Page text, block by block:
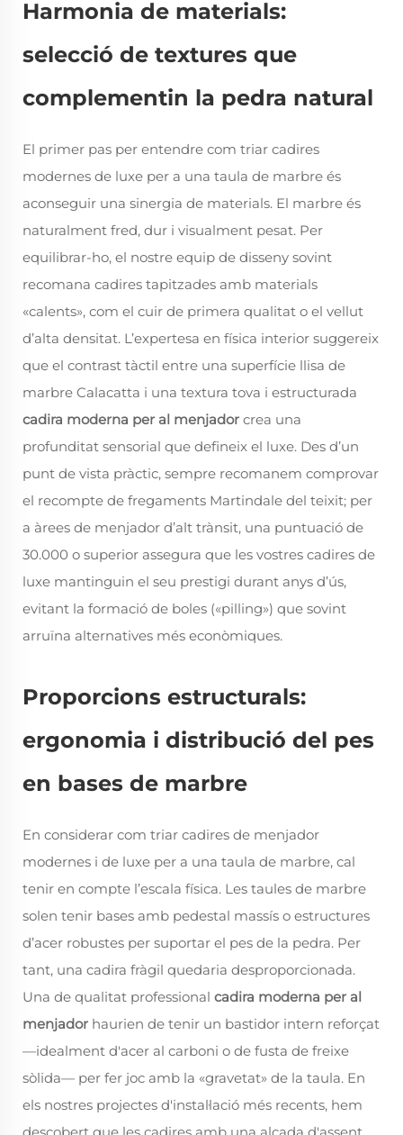
Harmonia de materials:
selecció de textures que
complementin la pedra natural
El primer pas per entendre com triar cadires
modernes de luxe per a una taula de marbre és
aconseguir una sinergia de materials. El marbre és
naturalment fred, dur i visualment pesat. Per
equilibrar-ho, el nostre equip de disseny sovint
recomana cadires tapitzades amb materials
«calents», com el cuir de primera qualitat o el vellut
d’alta densitat. L’expertesa en física interior suggereix
que el contrast tàctil entre una superfície llisa de
marbre Calacatta i una textura tova i estructurada
cadira moderna per al menjador crea una
profunditat sensorial que defineix el luxe. Des d’un
punt de vista pràctic, sempre recomanem comprovar
el recompte de fregaments Martindale del teixit; per
a àrees de menjador d’alt trànsit, una puntuació de
30.000 o superior assegura que les vostres cadires de
luxe mantinguin el seu prestigi durant anys d’ús,
evitant la formació de boles («pilling») que sovint
arruïna alternatives més econòmiques.
Proporcions estructurals:
ergonomia i distribució del pes
en bases de marbre
En considerar com triar cadires de menjador
modernes i de luxe per a una taula de marbre, cal
tenir en compte l’escala física. Les taules de marbre
solen tenir bases amb pedestal massís o estructures
d’acer robustes per suportar el pes de la pedra. Per
tant, una cadira fràgil quedaria desproporcionada.
Una de qualitat professional cadira moderna per al
menjador haurien de tenir un bastidor intern reforçat
—idealment d'acer al carboni o de fusta de freixe
sòlida— per fer joc amb la «gravetat» de la taula. En
els nostres projectes d'instal·lació més recents, hem